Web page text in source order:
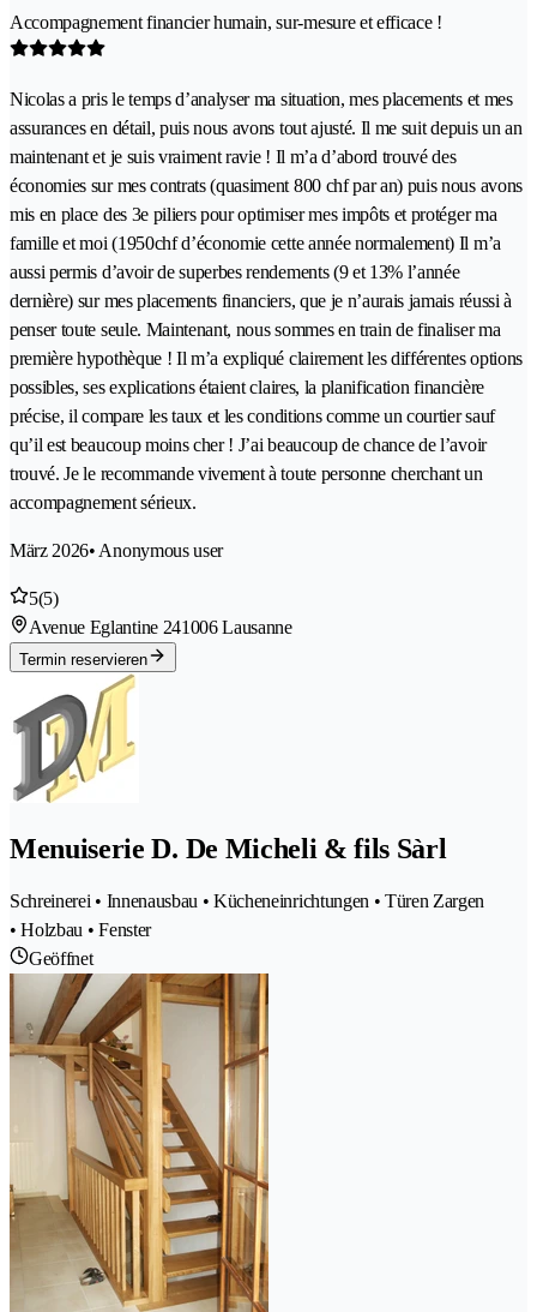
Accompagnement financier humain, sur-mesure et efficace !
Nicolas a pris le temps d’analyser ma situation, mes placements et mes
assurances en détail, puis nous avons tout ajusté. Il me suit depuis un an
maintenant et je suis vraiment ravie ! Il m’a d’abord trouvé des
économies sur mes contrats (quasiment 800 chf par an) puis nous avons
mis en place des 3e piliers pour optimiser mes impôts et protéger ma
famille et moi (1950chf d’économie cette année normalement) Il m’a
aussi permis d’avoir de superbes rendements (9 et 13% l’année
dernière) sur mes placements financiers, que je n’aurais jamais réussi à
penser toute seule. Maintenant, nous sommes en train de finaliser ma
première hypothèque ! Il m’a expliqué clairement les différentes options
possibles, ses explications étaient claires, la planification financière
précise, il compare les taux et les conditions comme un courtier sauf
qu’il est beaucoup moins cher ! J’ai beaucoup de chance de l’avoir
trouvé. Je le recommande vivement à toute personne cherchant un
accompagnement sérieux.
März 2026• Anonymous user
5(5)
Avenue Eglantine 241006 Lausanne
Termin reservieren
Menuiserie D. De Micheli & fils Sàrl
Schreinerei • Innenausbau • Kücheneinrichtungen • Türen Zargen
• Holzbau • Fenster
Geöffnet